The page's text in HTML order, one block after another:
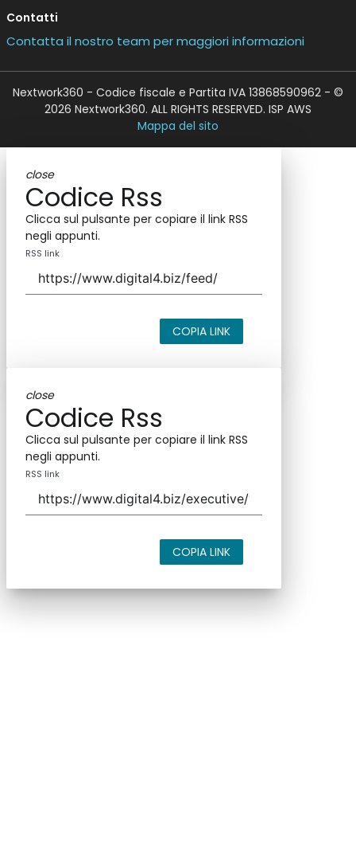
Contatti
Contatta il nostro team per maggiori informazioni
Nextwork360 - Codice fiscale e Partita IVA 13868590962 - ©
2026 Nextwork360. ALL RIGHTS RESERVED. ISP AWS
Mappa del sito
close
Codice Rss
Clicca sul pulsante per copiare il link RSS
negli appunti.
RSS link
COPIA LINK
close
Codice Rss
Clicca sul pulsante per copiare il link RSS
negli appunti.
RSS link
COPIA LINK